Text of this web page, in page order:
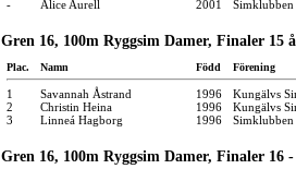
-
Alice Aurell 2001 Simklubben
Gren 16, 100m Ryggsim Damer, Finaler 15
Plac. Namn Född Förening
1 Savannah Åstrand 1996
Kungälvs
2
Christin Heina 1996
Kungälvs
3
Linneá Hagborg 1996
Gren 16, 100m Ryggsim Damer, Finaler 16